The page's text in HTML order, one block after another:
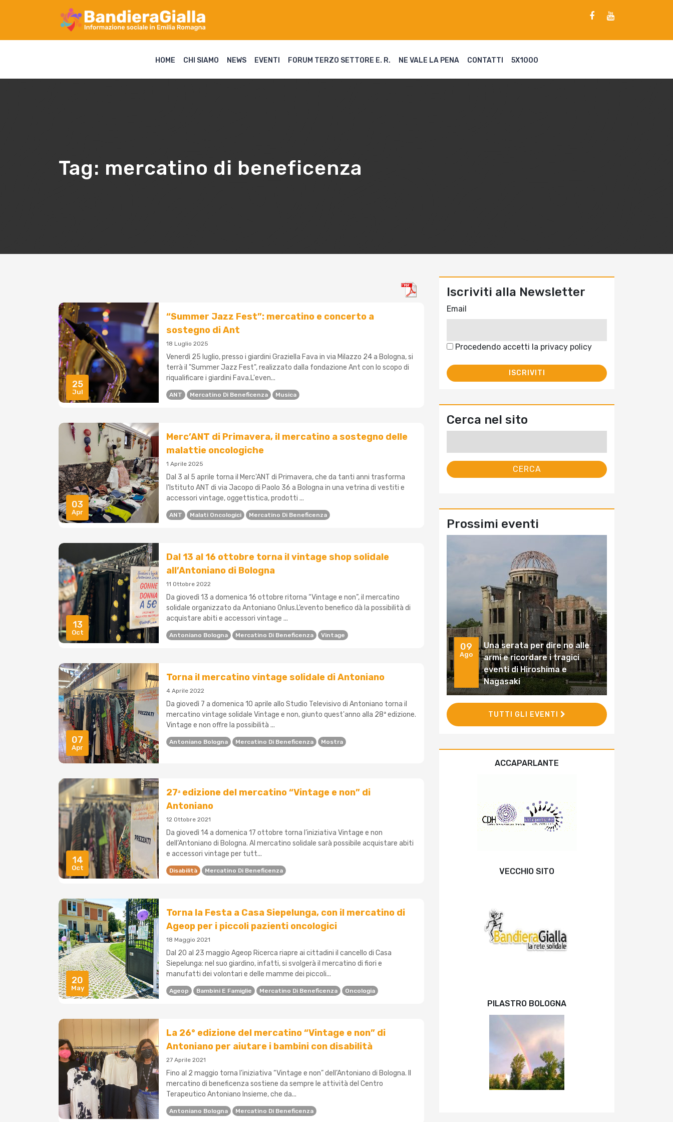
HOME CHI SIAMO NEWS EVENTI FORUM TERZO SETTORE E. R. NE VALE LA PENA CONTATTI 5X1000
Tag: mercatino di beneficenza
25
Jul
“Summer Jazz Fest”: mercatino e concerto a
sostegno di Ant
18 Luglio 2025
Venerdì 25 luglio, presso i giardini Graziella Fava in via Milazzo 24 a Bologna, si
terrà il "Summer Jazz Fest", realizzato dalla fondazione Ant con lo scopo di
riqualificare i giardini Fava.L'even...
ANT Mercatino Di Beneficenza Musica
03
Apr
Merc’ANT di Primavera, il mercatino a sostegno delle
malattie oncologiche
1 Aprile 2025
Dal 3 al 5 aprile torna il Merc'ANT di Primavera, che da tanti anni trasforma
l'Istituto ANT di via Jacopo di Paolo 36 a Bologna in una vetrina di vestiti e
accessori vintage, oggettistica, prodotti ...
ANT Malati Oncologici Mercatino Di Beneficenza
13
Oct
Dal 13 al 16 ottobre torna il vintage shop solidale
all’Antoniano di Bologna
11 Ottobre 2022
Da giovedì 13 a domenica 16 ottobre ritorna “Vintage e non”, il mercatino
solidale organizzato da Antoniano Onlus.L’evento benefico dà la possibilità di
acquistare abiti e accessori vintage ...
Antoniano Bologna Mercatino Di Beneficenza Vintage
07
Apr
Torna il mercatino vintage solidale di Antoniano
4 Aprile 2022
Da giovedì 7 a domenica 10 aprile allo Studio Televisivo di Antoniano torna il
mercatino vintage solidale Vintage e non, giunto quest'anno alla 28ª edizione.
Vintage e non offre la possibilità ...
Antoniano Bologna Mercatino Di Beneficenza Mostra
14
Oct
27ᵃ edizione del mercatino “Vintage e non” di
Antoniano
12 Ottobre 2021
Da giovedì 14 a domenica 17 ottobre torna l’iniziativa Vintage e non
dell’Antoniano di Bologna. Al mercatino solidale sarà possibile acquistare abiti
e accessori vintage per tutt...
Disabilità Mercatino Di Beneficenza
20
May
Torna la Festa a Casa Siepelunga, con il mercatino di
Ageop per i piccoli pazienti oncologici
18 Maggio 2021
Dal 20 al 23 maggio Ageop Ricerca riapre ai cittadini il cancello di Casa
Siepelunga: nel suo giardino, infatti, si svolgerà il mercatino di fiori e
manufatti dei volontari e delle mamme dei piccoli...
Ageop Bambini E Famiglie Mercatino Di Beneficenza Oncologia
La 26° edizione del mercatino “Vintage e non” di
Antoniano per aiutare i bambini con disabilità
27 Aprile 2021
Fino al 2 maggio torna l’iniziativa “Vintage e non” dell’Antoniano di Bologna. Il
mercatino di beneficenza sostiene da sempre le attività del Centro
Terapeutico Antoniano Insieme, che da...
Antoniano Bologna Mercatino Di Beneficenza
Iscriviti alla Newsletter
Email
Procedendo accetti la privacy policy
Cerca nel sito
Prossimi eventi
09
Ago
Una serata per dire no alle
armi e ricordare i tragici
eventi di Hiroshima e
Nagasaki
TUTTI GLI EVENTI
ACCAPARLANTE
VECCHIO SITO
PILASTRO BOLOGNA